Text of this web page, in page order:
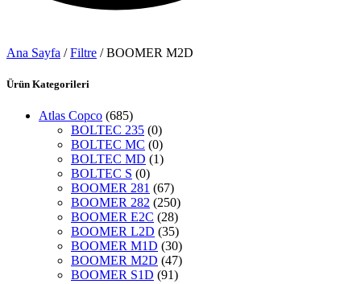
Ana Sayfa /Filtre / BOOMER M2D
Ürün Kategorileri
Atlas Copco (685)
BOLTEC 235 (0)
BOLTEC MC (0)
BOLTEC MD (1)
BOLTEC S (0)
BOOMER 281 (67)
BOOMER 282 (250)
BOOMER E2C (28)
BOOMER L2D (35)
BOOMER M1D (30)
BOOMER M2D (47)
BOOMER S1D (91)